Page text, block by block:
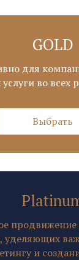
GOLD
для
во всех
Выбрать
уделяющих
и